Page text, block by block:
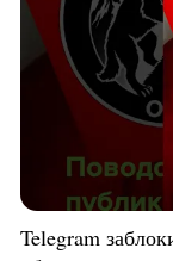
Telegram